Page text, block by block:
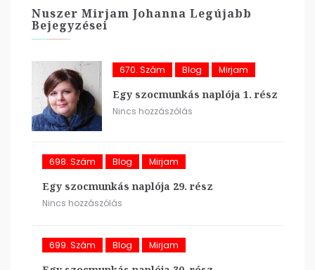
Nuszer Mirjam Johanna Legújabb
Bejegyzései
670. Szám Blog Mirjam
Egy szocmunkás naplója 1. rész
Nincs hozzászólás
698. Szám Blog Mirjam
Egy szocmunkás naplója 29. rész
Nincs hozzászólás
699. Szám Blog Mirjam